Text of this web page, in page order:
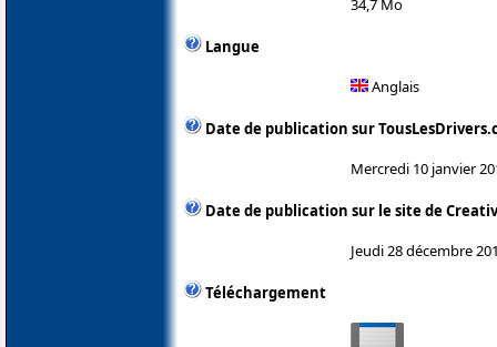
34,7 Mo
Langue
Anglais
Date de publication sur
Mercredi 10 janvier
Date de publication sur le site de
Jeudi 28 décembre
Téléchargement